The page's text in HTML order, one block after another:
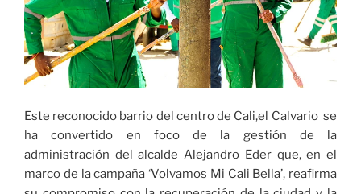
Este reconocido barrio del centro de Cali,el Calvario se
ha convertido en foco de la gestión de la
administración del alcalde Alejandro Eder que, en el
marco de la campaña ‘Volvamos Mi Cali Bella’, reafirma